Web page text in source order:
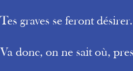
Tes graves se feront désirer.
Va donc, on ne sait où,